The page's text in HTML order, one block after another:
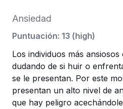
Ansiedad
Puntuación: 13 (high)
Los individuos más
dudando de si huir o
se le presentan. Por este
presentan un alto nivel de
que hay peligro